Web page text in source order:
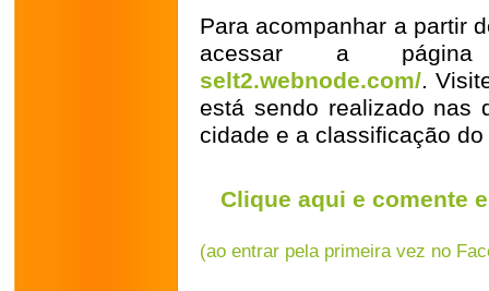
Para acompanhar a partir
acessar a página
selt2.webnode.com/.
está sendo realizado nas
cidade e a classificação
Clique aqui e comente
(ao entrar pela primeira vez no